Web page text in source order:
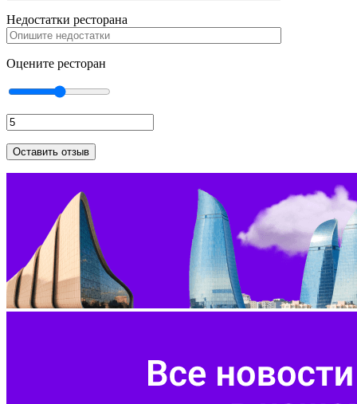
Недостатки ресторана
Оцените ресторан